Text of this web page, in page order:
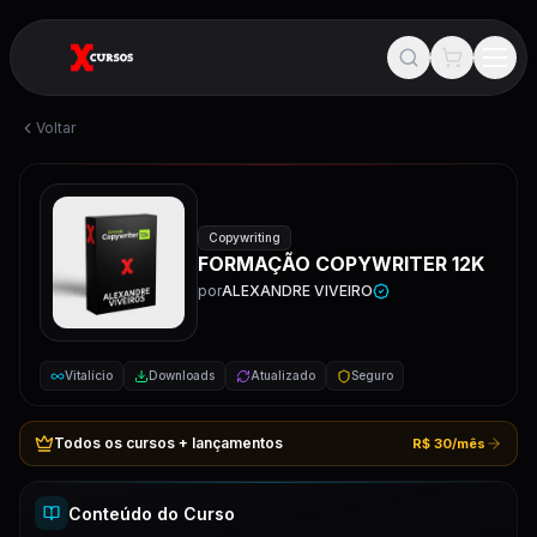
Voltar
Copywriting
FORMAÇÃO COPYWRITER 12K
porALEXANDRE VIVEIRO
Vitalício Downloads Atualizado Seguro
Todos os cursos + lançamentos R$ 30/mês
Conteúdo do Curso